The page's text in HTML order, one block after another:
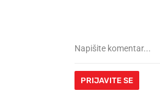
PRIJAVITE SE